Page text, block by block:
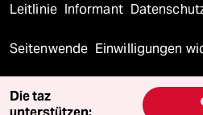
Leitlinie Informant
Seitenwende Einwilligungen
Die taz